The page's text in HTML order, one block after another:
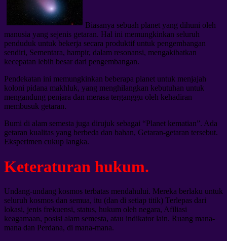
Biasanya sebuah planet yang dihuni oleh
manusia yang sejenis getaran. Hal ini memungkinkan seluruh
penduduk untuk bekerja secara produktif untuk pengembangan
sendiri, Sementara, hampir, dalam resonansi, mengakibatkan
kecepatan lebih besar dari pengembangan.
Pendekatan ini memungkinkan beberapa planet untuk menjajah
koloni pidana makhluk, yang menghilangkan kebutuhan untuk
mengandung penjara dan merasa terganggu oleh kehadiran
membusuk getaran.
Bumi di alam semesta juga dirujuk sebagai “Planet kematian”. Ada
getaran kualitas yang berbeda dan bahan, Getaran-getaran tersebut.
Eksperimen cukup langka.
Keteraturan hukum.
Undang-undang kosmos terbatas mendahului. Mereka berlaku untuk
seluruh kosmos dan semua, itu (dan di setiap titik) Terlepas dari
lokasi, jenis frekuensi, status, hukum oleh negara, Afiliasi
keagamaan, posisi alam semesta, atau indikator lain. Ruang mana-
mana dan Perdana, di mana-mana.